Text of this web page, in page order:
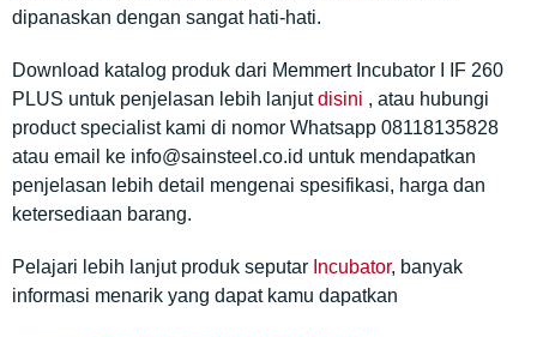
dipanaskan dengan sangat hati-hati.
Download katalog produk dari Memmert Incubator I IF 260
PLUS untuk penjelasan lebih lanjutdisini , atau hubungi
product specialist kami di nomor Whatsapp 08118135828
atau email ke info@sainsteel.co.id untuk mendapatkan
penjelasan lebih detail mengenai spesifikasi, harga dan
ketersediaan barang.
Pelajari lebih lanjut produk seputar Incubator, banyak
informasi menarik yang dapat kamu dapatkan